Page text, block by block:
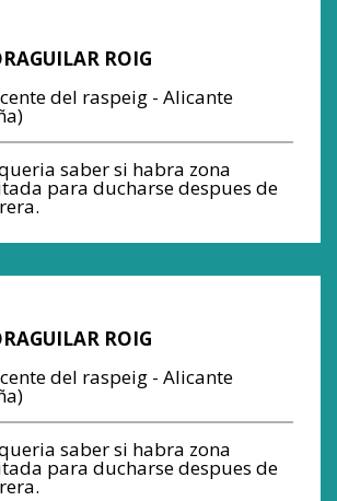
ROIG
del raspeig - Alicante
saber si habra zona
para ducharse despues de
ROIG
del raspeig - Alicante
saber si habra zona
para ducharse despues de